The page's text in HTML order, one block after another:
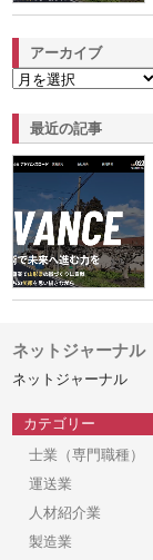
アーカイブ
最近の記事
ネットジャーナル
ネットジャーナル
カテゴリー
士業（専門職種）
運送業
人材紹介業
製造業